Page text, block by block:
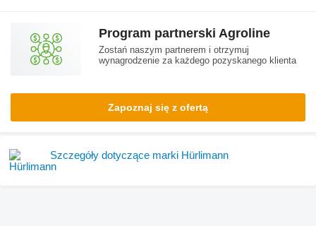
Program partnerski Agroline
Zostań naszym partnerem i otrzymuj
wynagrodzenie za każdego pozyskanego klienta
Zapoznaj się z ofertą
Szczegóły dotyczące marki Hürlimann